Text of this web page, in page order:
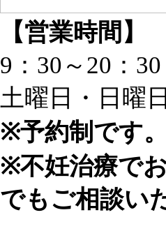
【営業時間】
9：30～20：
土曜日・日曜
※予約制です。
※不妊治療で
でもご相談い